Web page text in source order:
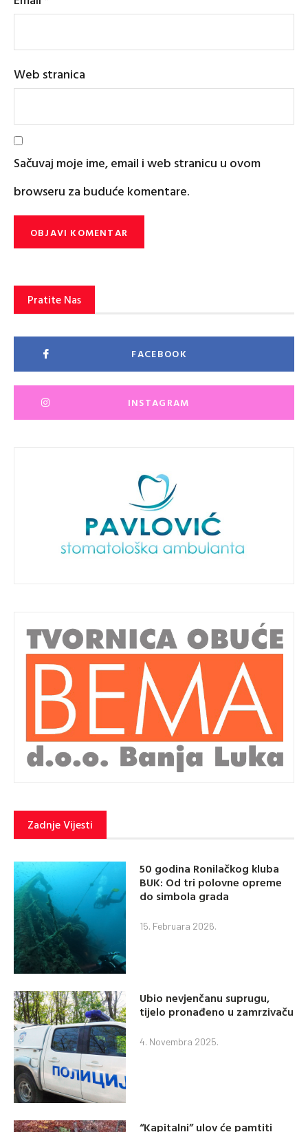
Web stranica
Sačuvaj moje ime, email i web stranicu u ovom
browseru za buduće komentare.
Pratite Nas
FACEBOOK
INSTAGRAM
Zadnje Vijesti
50 godina Ronilačkog kluba
BUK: Od tri polovne opreme
do simbola grada
15. Februara 2026.
Ubio nevjenčanu suprugu,
tijelo pronađeno u zamrzivaču
4. Novembra 2025.
“Kapitalni” ulov će pamtiti